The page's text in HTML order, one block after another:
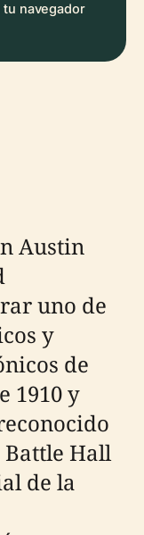
tu navegador
Austin
uno de
y
de
1910 y
Battle Hall
de la